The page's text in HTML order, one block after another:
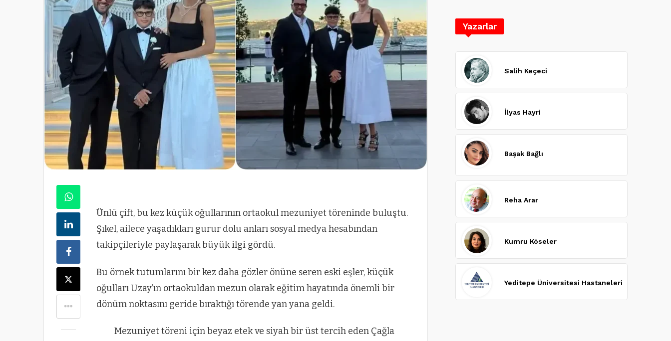
Ünlü çift, bu kez küçük oğullarının ortaokul mezuniyet töreninde buluştu.
Şıkel, ailece yaşadıkları gurur dolu anları sosyal medya hesabından
takipçileriyle paylaşarak büyük ilgi gördü.
Bu örnek tutumlarını bir kez daha gözler önüne seren eski eşler, küçük
oğulları Uzay’ın ortaokuldan mezun olarak eğitim hayatında önemli bir
dönüm noktasını geride bıraktığı törende yan yana geldi.
Mezuniyet töreni için beyaz etek ve siyah bir üst tercih eden Çağla
Yazarlar
Salih Keçeci
İlyas Hayri
Başak Bağlı
Reha Arar
Kumru Köseler
Yeditepe Üniversitesi Hastaneleri